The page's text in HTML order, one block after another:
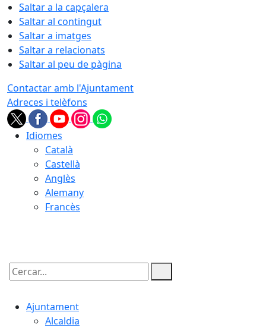
Saltar a la capçalera
Saltar al contingut
Saltar a imatges
Saltar a relacionats
Saltar al peu de pàgina
Contactar amb l'Ajuntament
Adreces i telèfons
Idiomes
Català
Castellà
Anglès
Alemany
Francès
Cercar:
Ajuntament
Alcaldia